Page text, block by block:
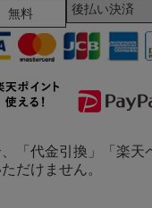
無料 後払い決済
「代金引換」「楽天
だけません。